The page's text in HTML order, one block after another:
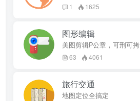
1 1625
图形编辑
美图剪辑P公章，可刑可拷
63 4061
旅行交通
地图定位全搞定